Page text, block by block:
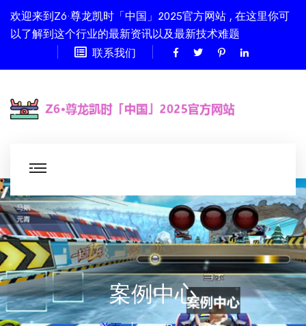
欢迎来到Z6·尊龙凯时「中国」2025官方网站 , 在这里你可
以了解到这个行业的最新资讯以及最新技术难题
联系我们
案例中心